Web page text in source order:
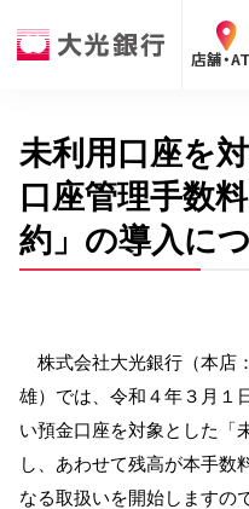
店舗・
手数料個人のお
たいこうパーソナ
デビット会
（デビットカードをご
サービスのご案内
未利用口座を
口座管理手数
約」の導入に
株式会社大光銀行（本店
雄）では、令和４年３月１
い預金口座を対象とした「
し、あわせて残高が本手数
なる取扱いを開始しますの